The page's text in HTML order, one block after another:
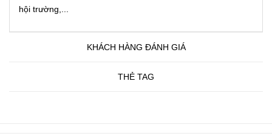
hội trường,...
KHÁCH HÀNG ĐÁNH GIÁ
THẺ TAG